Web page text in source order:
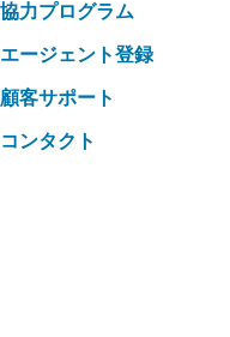
協力プログラム
エージェント登録
顧客サポート
コンタクト